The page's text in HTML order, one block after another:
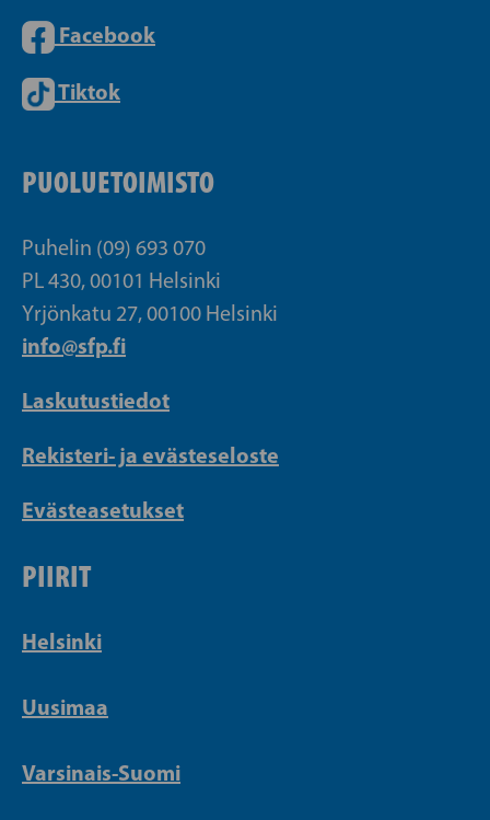
Facebook
Tiktok
PUOLUETOIMISTO
Puhelin (09) 693 070
PL 430, 00101 Helsinki
Yrjönkatu 27, 00100 Helsinki
info@sfp.fi
Laskutustiedot
Rekisteri- ja evästeseloste
Evästeasetukset
PIIRIT
Helsinki
Uusimaa
Varsinais-Suomi